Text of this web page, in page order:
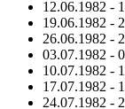
12.06.1982 -
19.06.1982 -
26.06.1982 -
03.07.1982 -
10.07.1982 -
17.07.1982 -
24.07.1982 -